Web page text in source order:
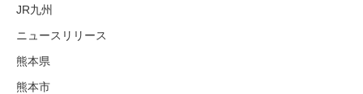
JR九州
ニュースリリース
熊本県
熊本市